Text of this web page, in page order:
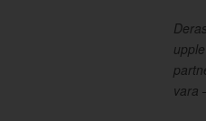
vara